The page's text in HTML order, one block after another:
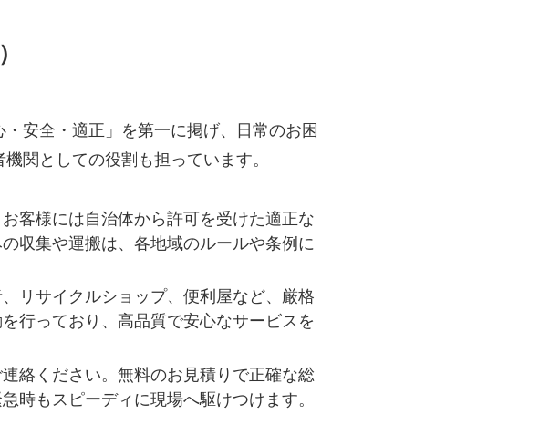
安全・適正」を第一に掲げ、日常のお困
関としての役割も担っています。
お客様には自治体から許可を受けた適正な
収集や運搬は、各地域のルールや条例に
リサイクルショップ、便利屋など、厳格
行っており、高品質で安心なサービスを
絡ください。無料のお見積りで正確な総
時もスピーディに現場へ駆けつけます。